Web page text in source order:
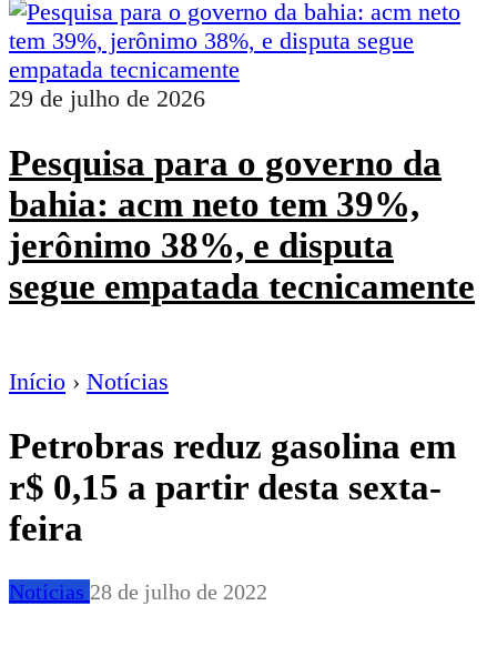
29 de julho de 2026
Pesquisa para o governo da
bahia: acm neto tem 39%,
jerônimo 38%, e disputa
segue empatada tecnicamente
Início › Notícias
Petrobras reduz gasolina em
r$ 0,15 a partir desta sexta-
feira
Notícias 28 de julho de 2022